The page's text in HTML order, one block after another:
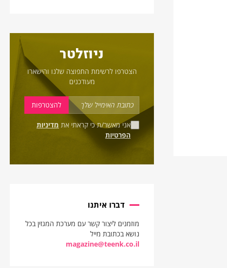
ניוזלטר
הצטרפו לרשימת התפוצה שלנו והישארו
מעודכנים
אני מאשר/ת כי קראתי את מדיניות
הפרטיות
דברו איתנו
מוזמנים ליצור קשר עם מערכת המגזין בכל
נושא בכתובת מייל
magazine@teenk.co.il